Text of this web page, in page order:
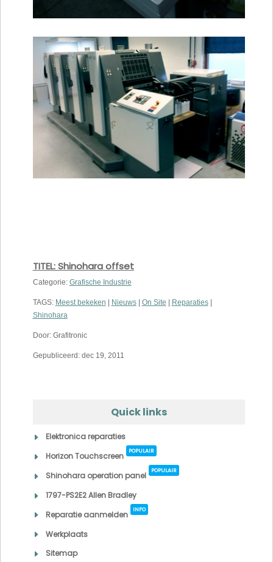
TITEL: Shinohara offset
Categorie: Grafische Industrie
TAGS: Meest bekeken Nieuws| On Site Reparaties|
Shinohara
Door: Grafitronic
Gepubliceerd: dec 19, 2011
Quick links
Elektronica reparaties
Horizon Touchscreen
POPULAIR
Shinohara operation panel POPULAIR
1797-PS2E2 Allen Bradley
Reparatie aanmelden
INFO
Werkplaats
Sitemap